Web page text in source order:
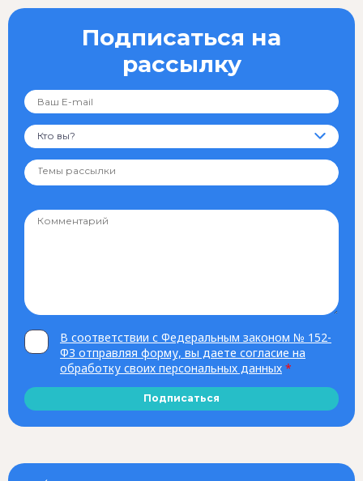
Подписаться на
рассылку
Кто вы?
В соответствии с Федеральным законом № 152-
ФЗ отправляя форму, вы даете согласие на
обработку своих персональных данных *
Подписаться